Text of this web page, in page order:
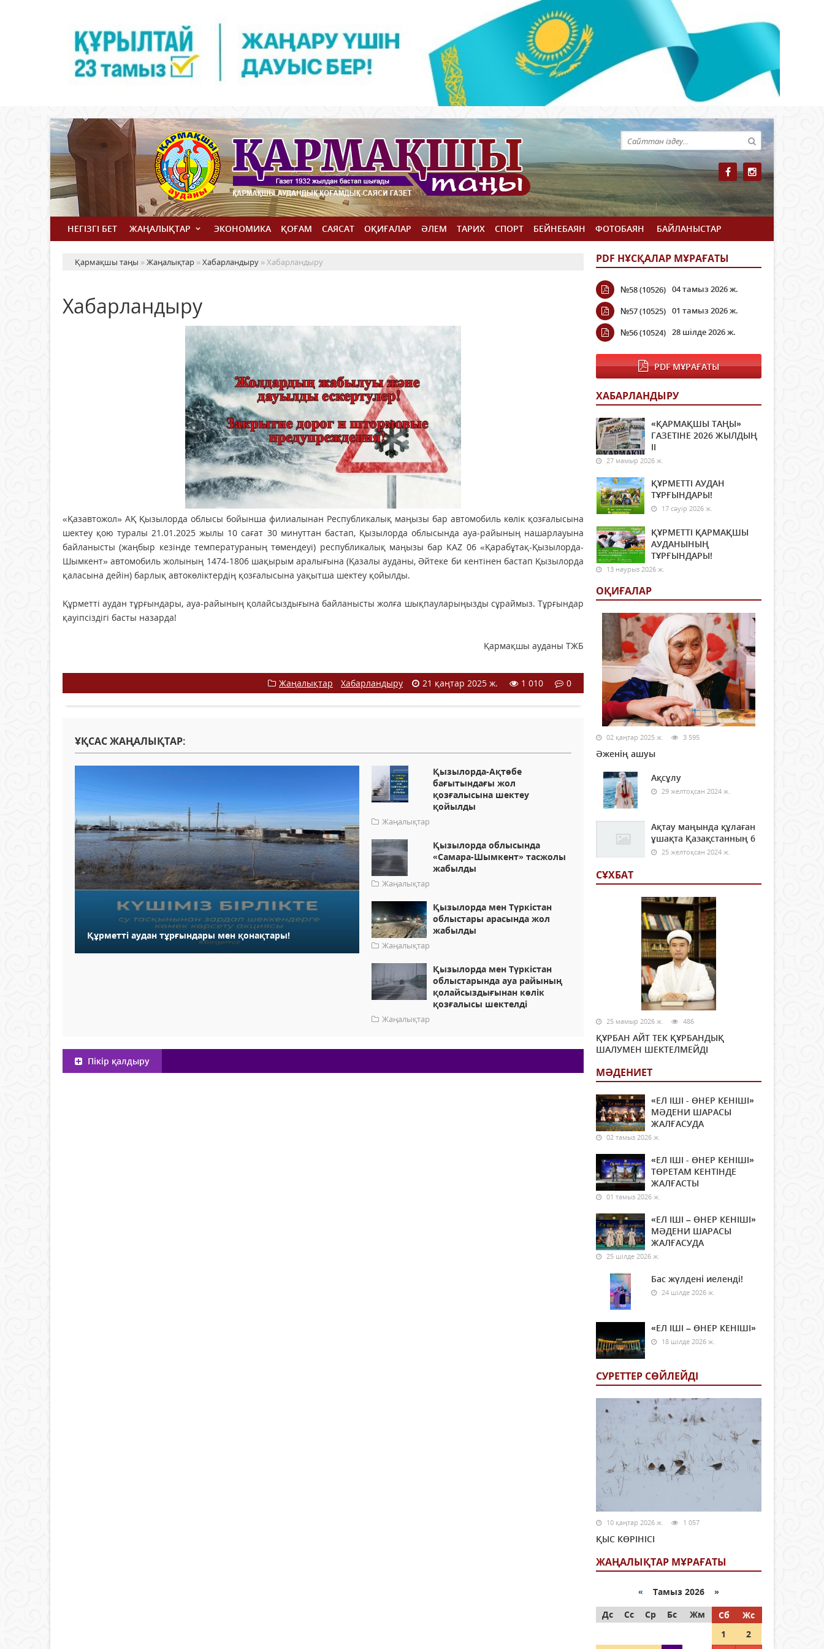
НЕГІЗГІ БЕТ ЖАҢАЛЫҚТАР ЭКОНОМИКА ҚОҒАМ САЯСАТ ОҚИҒАЛАР ӘЛЕМ ТАРИХ СПОРТ БЕЙНЕБАЯН ФОТОБАЯН БАЙЛАНЫСТАР
Қармақшы таңы »Жаңалықтар »Хабарландыру » Хабарландыру
Хабарландыру
«Қазавтожол» АҚ Қызылорда облысы бойынша филиалынан Республикалық маңызы бар автомобиль көлік қозғалысына
шектеу қою туралы 21.01.2025 жылы 10 сағат 30 минуттан бастап, Қызылорда облысында ауа-райының нашарлауына
байланысты (жаңбыр кезінде температураның төмендеуі) республикалық маңызы бар KAZ 06 «Қарабұтақ-Қызылорда-
Шымкент» автомобиль жолының 1474-1806 шақырым аралығына (Қазалы ауданы, Әйтеке би кентінен бастап Қызылорда
қаласына дейін) барлық автокөліктердің қозғалысына уақытша шектеу қойылды.
Құрметті аудан тұрғындары, ауа-райының қолайсыздығына байланысты жолға шықпауларыңызды сұраймыз. Тұрғындар
қауіпсіздігі басты назарда!
Қармақшы ауданы ТЖБ
Жаңалықтар / Хабарландыру 21 қаңтар 2025 ж. 1 010 0
ҰҚСАС ЖАҢАЛЫҚТАР:
Құрметті аудан тұрғындары мен қонақтары!
Қызылорда-Ақтөбе
бағытындағы жол
қозғалысына шектеу
қойылды
Жаңалықтар
Қызылорда облысында
«Самара-Шымкент» тасжолы
жабылды
Жаңалықтар
Қызылорда мен Түркістан
облыстары арасында жол
жабылды
Жаңалықтар
Қызылорда мен Түркістан
облыстарында ауа райының
қолайсыздығынан көлік
қозғалысы шектелді
Жаңалықтар
Пікір қалдыру
PDF НҰСҚАЛАР МҰРАҒАТЫ
№58 (10526) 04 тамыз 2026 ж.
№57 (10525) 01 тамыз 2026 ж.
№56 (10524) 28 шілде 2026 ж.
PDF МҰРАҒАТЫ
ХАБАРЛАНДЫРУ
«ҚАРМАҚШЫ ТАҢЫ»
ГАЗЕТІНЕ 2026 ЖЫЛДЫҢ
ІI
27 мамыр 2026 ж.
ҚҰРМЕТТІ АУДАН
ТҰРҒЫНДАРЫ!
17 сәуір 2026 ж.
ҚҰРМЕТТІ ҚАРМАҚШЫ
АУДАНЫНЫҢ
ТҰРҒЫНДАРЫ!
13 наурыз 2026 ж.
ОҚИҒАЛАР
02 қаңтар 2025 ж. 3 595
Әженің ашуы
Ақсұлу
29 желтоқсан 2024 ж.
Ақтау маңында құлаған
ұшақта Қазақстанның 6
25 желтоқсан 2024 ж.
СҰХБАТ
25 мамыр 2026 ж. 486
ҚҰРБАН АЙТ ТЕК ҚҰРБАНДЫҚ
ШАЛУМЕН ШЕКТЕЛМЕЙДІ
МӘДЕНИЕТ
«ЕЛ ІШІ - ӨНЕР КЕНІШІ»
МӘДЕНИ ШАРАСЫ
ЖАЛҒАСУДА
02 тамыз 2026 ж.
«ЕЛ ІШІ - ӨНЕР КЕНІШІ»
ТӨРЕТАМ КЕНТІНДЕ
ЖАЛҒАСТЫ
01 тамыз 2026 ж.
«ЕЛ ІШІ – ӨНЕР КЕНІШІ»
МӘДЕНИ ШАРАСЫ
ЖАЛҒАСУДА
25 шілде 2026 ж.
Бас жүлдені иеленді!
24 шілде 2026 ж.
«ЕЛ ІШІ – ӨНЕР КЕНІШІ»
18 шілде 2026 ж.
СУРЕТТЕР СӨЙЛЕЙДI
10 қаңтар 2026 ж. 1 057
ҚЫС КӨРІНІСІ
ЖАҢАЛЫҚТАР МҰРАҒАТЫ
« Тамыз 2026 »
Дс
Сс Ср Бс Жм Сб
Жс
1
2